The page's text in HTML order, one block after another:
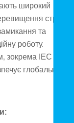
широкий
струму
та
роботу.
зокрема IEC
глобальну